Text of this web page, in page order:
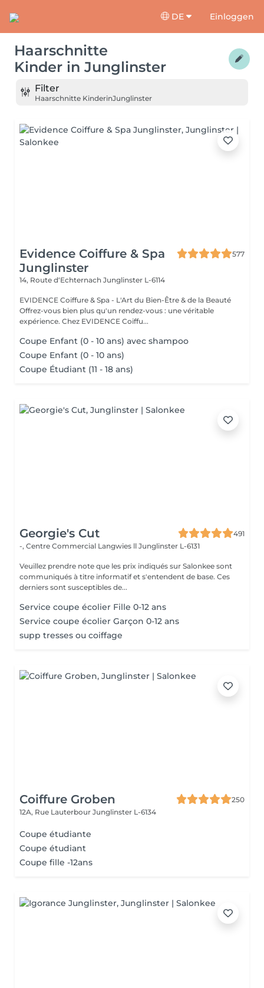
DE Einloggen
Haarschnitte
Kinder in Junglinster
Filter
Haarschnitte KinderinJunglinster
Evidence Coiffure & Spa
Junglinster
577
14, Route d‘Echternach Junglinster L-6114
EVIDENCE Coiffure & Spa - L'Art du Bien-Être & de la Beauté
Offrez-vous bien plus qu'un rendez-vous : une véritable
expérience. Chez EVIDENCE Coiffu...
Coupe Enfant (0 - 10 ans) avec shampoo
Coupe Enfant (0 - 10 ans)
Coupe Étudiant (11 - 18 ans)
Georgie's Cut
491
-, Centre Commercial Langwies ll Junglinster L-6131
Veuillez prendre note que les prix indiqués sur Salonkee sont
communiqués à titre informatif et s'entendent de base. Ces
derniers sont susceptibles de...
Service coupe écolier Fille 0-12 ans
Service coupe écolier Garçon 0-12 ans
supp tresses ou coiffage
Coiffure Groben
250
12A, Rue Lauterbour Junglinster L-6134
Coupe étudiante
Coupe étudiant
Coupe fille -12ans